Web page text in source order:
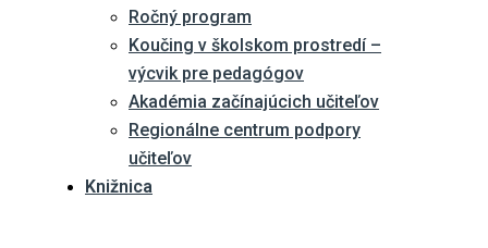
Ročný program
Koučing v školskom prostredí –
výcvik pre pedagógov
Akadémia začínajúcich učiteľov
Regionálne centrum podpory
učiteľov
Knižnica